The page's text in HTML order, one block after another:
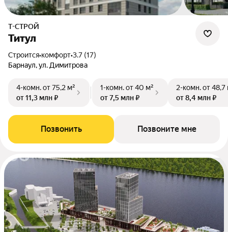
Т-СТРОЙ
Титул
Строится•комфорт•3.7 (17)
Барнаул, ул. Димитрова
4-комн.от 75,2 м²
от 11,3 млн ₽
1-комн.от 40 м²
от 7,5 млн ₽
2-комн.от 48,7
от 8,4 млн ₽
Позвонить Позвоните мне